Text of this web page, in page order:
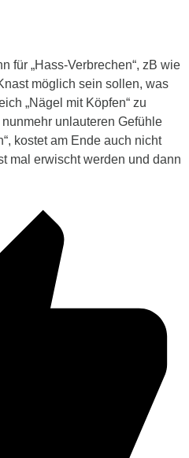
für „Hass-Verbrechen“, zB wie
möglich sein sollen, was
„Nägel mit Köpfen“ zu
unlauteren Gefühle
kostet am Ende auch nicht
mal erwischt werden und dann